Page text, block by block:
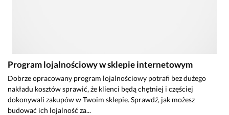
Program lojalnościowy w sklepie internetowym
Dobrze opracowany program lojalnościowy potrafi bez dużego
nakładu kosztów sprawić, że klienci będą chętniej i częściej
dokonywali zakupów w Twoim sklepie. Sprawdź, jak możesz
budować ich lojalność za...